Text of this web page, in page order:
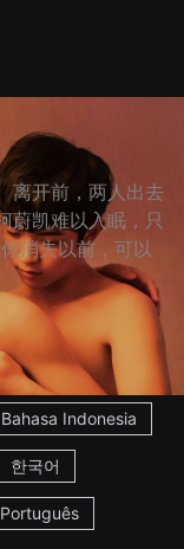
离开前，两人出去
蔚凯难以入眠，只
消失以前，可以
Bahasa Indonesia
한국어
Português